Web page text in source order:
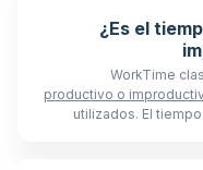
¿Es el
WorkTime
productivo o
utilizados. El